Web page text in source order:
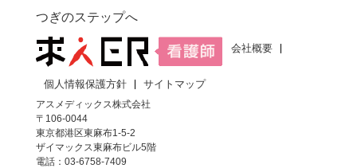
つぎのステップへ
会社概要
個人情報保護方針
サイトマップ
アスメディックス株式会社
〒106-0044
東京都港区東麻布1-5-2
ザイマックス東麻布ビル5階
電話：03-6758-7409